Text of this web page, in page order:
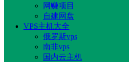
网赚项目
自建网盘
VPS主机大全
俄罗斯vps
南非vps
国内云主机